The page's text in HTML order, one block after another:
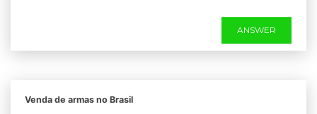
ANSWER
Venda de armas no Brasil